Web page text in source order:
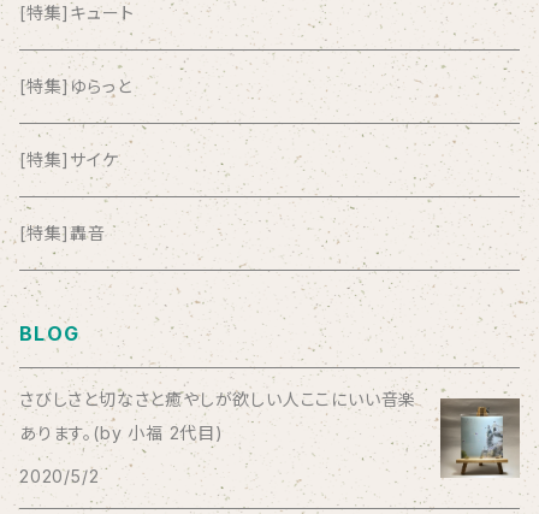
Amsterdamned
ANYO
And Summer Club
anticlockwise
Aysula
Bad Operation
Bagus!
[特集]キュート
[特集]ゆらっと
[特集]サイケ
[特集]轟音
BLOG
さびしさと切なさと癒やしが欲しい人ここにいい音楽
あります。(by 小福 2代目)
2020/5/2